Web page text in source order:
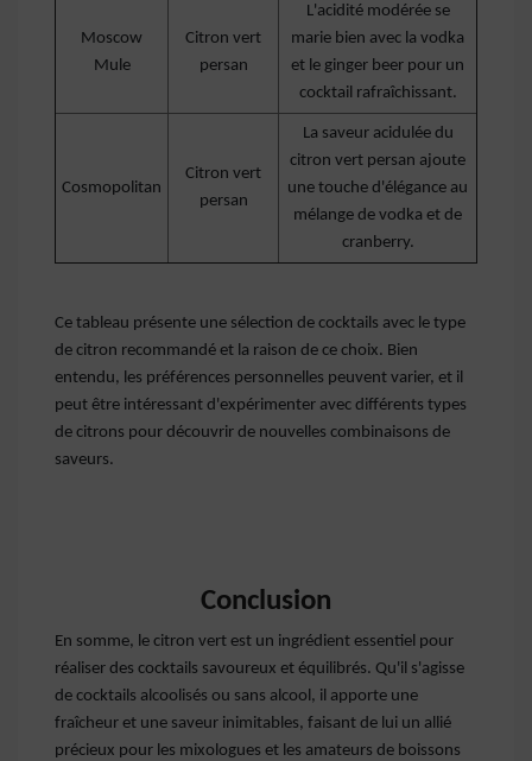
Moscow
Mule
Citron vert
persan
L'acidité modérée se
marie bien avec la vodka
et le ginger beer pour un
cocktail rafraîchissant.
Cosmopolitan
Citron vert
persan
La saveur acidulée du
citron vert persan ajoute
une touche d'élégance au
mélange de vodka et de
cranberry.
Ce tableau présente une sélection de cocktails avec le type
de citron recommandé et la raison de ce choix. Bien
entendu, les préférences personnelles peuvent varier, et il
peut être intéressant d'expérimenter avec différents types
de citrons pour découvrir de nouvelles combinaisons de
saveurs.
Conclusion
En somme, le citron vert est un ingrédient essentiel pour
réaliser des cocktails savoureux et équilibrés. Qu'il s'agisse
de cocktails alcoolisés ou sans alcool, il apporte une
fraîcheur et une saveur inimitables, faisant de lui un allié
précieux pour les mixologues et les amateurs de boissons